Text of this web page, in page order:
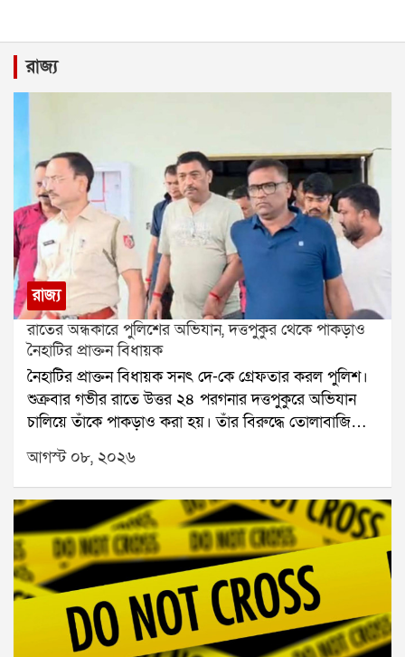
রাজ্য
রাজ্য
রাতের অন্ধকারে পুলিশের অভিযান, দত্তপুকুর থেকে পাকড়াও
নৈহাটির প্রাক্তন বিধায়ক
নৈহাটির প্রাক্তন বিধায়ক সনৎ দে-কে গ্রেফতার করল পুলিশ।
শুক্রবার গভীর রাতে উত্তর ২৪ পরগনার দত্তপুকুরে অভিযান
চালিয়ে তাঁকে পাকড়াও করা হয়। তাঁর বিরুদ্ধে তোলাবাজি
এবং ভোট পরবর্তী হিংসার অভিযোগ রয়েছে বলে পুলিশ সূত্রে
জানা গিয়েছে। শনিবার তাঁকে বারাকপুর আদালতে তোলা
হবে।২০২৪ সালের উপনির্বাচনে নৈহাটি বিধানসভা কেন্দ্র
থেকে জয়ী হয়েছিলেন সনৎ দে। তবে তার আগে থেকেই তাঁর
বিরুদ্ধে একাধিক অভিযোগ উঠেছিল। স্থানীয় সূত্রে তাঁর
বিরুদ্ধে তোলাবাজি এবং জমি দখলের অভিযোগ ছিল বলে
জানা যায়। ২০২১ সালের বিধানসভা নির্বাচনের পর ভোট
পরবর্তী হিংসার ঘটনাতেও তাঁর নাম জড়িয়েছিল বলে
অভিযোগ।২০২৬ সালের বিধানসভা নির্বাচনের পর রাজ্যে
রাজনৈতিক পালাবদল হয়। এরপর সনৎ দে-র বিরুদ্ধে থানায়
আগস্ট ০৮, ২০২৬